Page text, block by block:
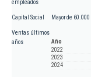
empleados
Capital Social Mayor de 60.000
Ventas últimos
años
Año
2022
2023
2024